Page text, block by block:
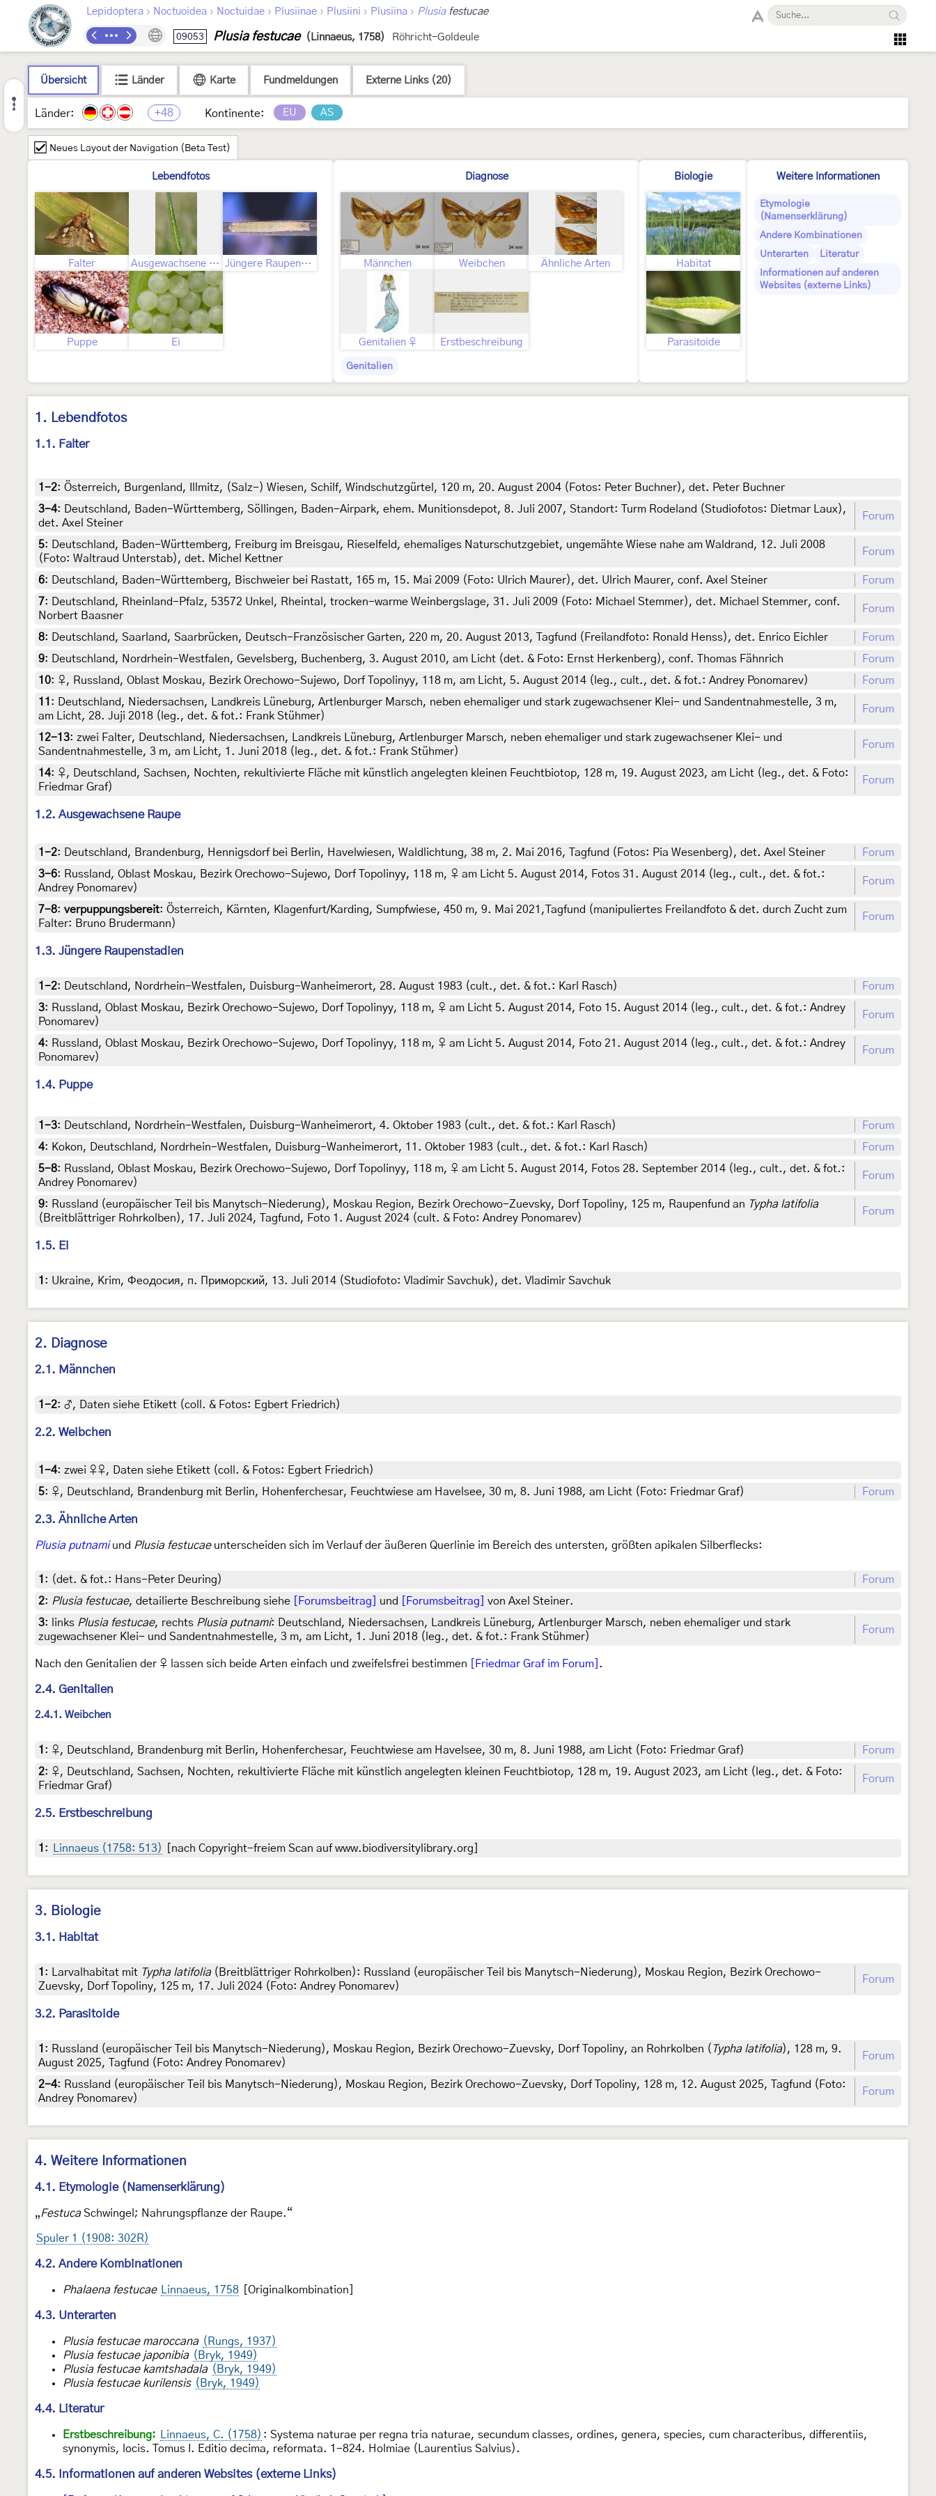
Lepidoptera › Noctuoidea › Noctuidae › Plusiinae › Plusiini › Plusiina › Plusiafestucae
09053 Plusia festucae (Linnaeus, 1758) Röhricht-Goldeule
Übersicht Länder Karte Fundmeldungen Externe Links (20)
Länder: +48 Kontinente: EU AS
Neues Layout der Navigation (Beta Test)
Lebendfotos
Falter Ausgewachsene Raupe Jüngere Raupenstadien
Puppe Ei
Diagnose
Männchen Weibchen Ähnliche Arten
Genitalien ♀ Erstbeschreibung
Genitalien
Biologie
Habitat
Parasitoide
Weitere Informationen
Etymologie
(Namenserklärung)
Andere Kombinationen
Unterarten
Literatur
Informationen auf anderen
Websites (externe Links)
1. Lebendfotos
1.1. Falter
1-2: Österreich, Burgenland, Illmitz, (Salz-) Wiesen, Schilf, Windschutzgürtel, 120 m, 20. August 2004 (Fotos: Peter Buchner), det. Peter Buchner
3-4:
Deutschland, Baden-Württemberg, Söllingen, Baden-Airpark, ehem. Munitionsdepot, 8. Juli 2007, Standort: Turm Rodeland (Studiofotos: Dietmar Laux),
det. Axel Steiner
Forum
5:
Deutschland, Baden-Württemberg, Freiburg im Breisgau, Rieselfeld, ehemaliges Naturschutzgebiet, ungemähte Wiese nahe am Waldrand, 12. Juli 2008
(Foto: Waltraud Unterstab), det. Michel Kettner
Forum
6: Deutschland, Baden-Württemberg, Bischweier bei Rastatt, 165 m, 15. Mai 2009 (Foto: Ulrich Maurer), det. Ulrich Maurer, conf. Axel Steiner
Forum
7:
Deutschland, Rheinland-Pfalz, 53572 Unkel, Rheintal, trocken-warme Weinbergslage, 31. Juli 2009 (Foto: Michael Stemmer), det. Michael Stemmer, conf.
Norbert Baasner
Forum
8: Deutschland, Saarland, Saarbrücken, Deutsch-Französischer Garten, 220 m, 20. August 2013, Tagfund (Freilandfoto: Ronald Henss), det. Enrico Eichler
Forum
9: Deutschland, Nordrhein-Westfalen, Gevelsberg, Buchenberg, 3. August 2010, am Licht (det. & Foto: Ernst Herkenberg), conf. Thomas Fähnrich
Forum
10: ♀, Russland, Oblast Moskau, Bezirk Orechowo-Sujewo, Dorf Topolinyy, 118 m, am Licht, 5. August 2014 (leg., cult., det. & fot.: Andrey Ponomarev)
Forum
11 :
Deutschland, Niedersachsen, Landkreis Lüneburg, Artlenburger Marsch, neben ehemaliger und stark zugewachsener Klei- und Sandentnahmestelle, 3 m,
am Licht, 28. Juji 2018 (leg., det. & fot.: Frank Stühmer)
Forum
12-13: zwei Falter, Deutschland, Niedersachsen, Landkreis Lüneburg, Artlenburger Marsch, neben ehemaliger und stark zugewachsener Klei- und
Sandentnahmestelle, 3 m, am Licht, 1. Juni 2018 (leg., det. & fot.: Frank Stühmer)
Forum
14: ♀, Deutschland, Sachsen, Nochten, rekultivierte Fläche mit künstlich angelegten kleinen Feuchtbiotop, 128 m, 19. August 2023, am Licht (leg., det. & Foto:
Friedmar Graf)
Forum
1.2. Ausgewachsene Raupe
1-2: Deutschland, Brandenburg, Hennigsdorf bei Berlin, Havelwiesen, Waldlichtung, 38 m, 2. Mai 2016, Tagfund (Fotos: Pia Wesenberg), det. Axel Steiner
Forum
3-6: Russland, Oblast Moskau, Bezirk Orechowo-Sujewo, Dorf Topolinyy, 118 m, ♀ am Licht 5. August 2014, Fotos 31. August 2014 (leg., cult., det. & fot.:
Andrey Ponomarev)
Forum
7-8: verpuppungsbereit: Österreich, Kärnten, Klagenfurt/Karding, Sumpfwiese, 450 m, 9. Mai 2021,Tagfund (manipuliertes Freilandfoto & det. durch Zucht zum
Falter: Bruno Brudermann)
Forum
1.3. Jüngere Raupenstadien
1-2: Deutschland, Nordrhein-Westfalen, Duisburg-Wanheimerort, 28. August 1983 (cult., det. & fot.: Karl Rasch)
Forum
3: Russland, Oblast Moskau, Bezirk Orechowo-Sujewo, Dorf Topolinyy, 118 m, ♀ am Licht 5. August 2014, Foto 15. August 2014 (leg., cult., det. & fot.: Andrey
Ponomarev)
Forum
4: Russland, Oblast Moskau, Bezirk Orechowo-Sujewo, Dorf Topolinyy, 118 m, ♀ am Licht 5. August 2014, Foto 21. August 2014 (leg., cult., det. & fot.: Andrey
Ponomarev)
Forum
1.4. Puppe
1-3: Deutschland, Nordrhein-Westfalen, Duisburg-Wanheimerort, 4. Oktober 1983 (cult., det. & fot.: Karl Rasch)
Forum
4: Kokon, Deutschland, Nordrhein-Westfalen, Duisburg-Wanheimerort, 11. Oktober 1983 (cult., det. & fot.: Karl Rasch)
Forum
5-8: Russland, Oblast Moskau, Bezirk Orechowo-Sujewo, Dorf Topolinyy, 118 m, ♀ am Licht 5. August 2014, Fotos 28. September 2014 (leg., cult., det. & fot.:
Andrey Ponomarev)
Forum
9: Russland (europäischer Teil bis Manytsch-Niederung), Moskau Region, Bezirk Orechowo-Zuevsky, Dorf Topoliny, 125 m, Raupenfund an Typha latifolia
(Breitblättriger Rohrkolben), 17. Juli 2024, Tagfund, Foto 1. August 2024 (cult. & Foto: Andrey Ponomarev)
Forum
1.5. Ei
1 : Ukraine, Krim, Феодосия, п. Приморский, 13. Juli 2014 (Studiofoto: Vladimir Savchuk), det. Vladimir Savchuk
2. Diagnose
2.1. Männchen
1-2: ♂, Daten siehe Etikett (coll. & Fotos: Egbert Friedrich)
2.2. Weibchen
1-4: zwei ♀♀, Daten siehe Etikett (coll. & Fotos: Egbert Friedrich)
5: ♀, Deutschland, Brandenburg mit Berlin, Hohenferchesar, Feuchtwiese am Havelsee, 30 m, 8. Juni 1988, am Licht (Foto: Friedmar Graf) Forum
2.3. Ähnliche Arten
Plusia putnamiund Plusia festucaeunterscheiden sich im Verlauf der äußeren Querlinie im Bereich des untersten, größten apikalen Silberflecks:
1 : (det. & fot.: Hans-Peter Deuring)
Forum
2: Plusia festucae, detailierte Beschreibung siehe [Forumsbeitrag] und [Forumsbeitrag]
von Axel Steiner.
3: links Plusia festucae, rechts Plusia putnami: Deutschland, Niedersachsen, Landkreis Lüneburg, Artlenburger Marsch, neben ehemaliger und stark
zugewachsener Klei- und Sandentnahmestelle, 3 m, am Licht, 1. Juni 2018 (leg., det. & fot.: Frank Stühmer)
Forum
Nach den Genitalien der ♀ lassen sich beide Arten einfach und zweifelsfrei bestimmen [Friedmar Graf im Forum] .
2.4. Genitalien
2.4.1. Weibchen
1 : ♀, Deutschland, Brandenburg mit Berlin, Hohenferchesar, Feuchtwiese am Havelsee, 30 m, 8. Juni 1988, am Licht (Foto: Friedmar Graf)
Forum
2: ♀, Deutschland, Sachsen, Nochten, rekultivierte Fläche mit künstlich angelegten kleinen Feuchtbiotop, 128 m, 19. August 2023, am Licht (leg., det. & Foto:
Friedmar Graf)
Forum
2.5. Erstbeschreibung
1 : Linnaeus (1758: 513) [nach Copyright-freiem Scan auf www.biodiversitylibrary.org]
3. Biologie
3.1. Habitat
1 : Larvalhabitat mit Typha latifolia(Breitblättriger Rohrkolben): Russland (europäischer Teil bis Manytsch-Niederung), Moskau Region, Bezirk Orechowo-
Zuevsky, Dorf Topoliny, 125 m, 17. Juli 2024 (Foto: Andrey Ponomarev)
Forum
3.2. Parasitoide
1 : Russland (europäischer Teil bis Manytsch-Niederung), Moskau Region, Bezirk Orechowo-Zuevsky, Dorf Topoliny, an Rohrkolben ( Typha latifolia), 128 m, 9.
August 2025, Tagfund (Foto: Andrey Ponomarev)
Forum
2-4: Russland (europäischer Teil bis Manytsch-Niederung), Moskau Region, Bezirk Orechowo-Zuevsky, Dorf Topoliny, 128 m, 12. August 2025, Tagfund (Foto:
Andrey Ponomarev)
Forum
4. Weitere Informationen
4.1. Etymologie (Namenserklärung)
„FestucaSchwingel; Nahrungspflanze der Raupe.“
Spuler 1 (1908: 302R)
4.2. Andere Kombinationen
Phalaena festucae Linnaeus, 1758 [Originalkombination]
4.3. Unterarten
Plusia festucae maroccana (Rungs, 1937)
Plusia festucae japonibia (Bryk, 1949)
Plusia festucae kamtshadala (Bryk, 1949)
Plusia festucae kurilensis (Bryk, 1949)
4.4. Literatur
Erstbeschreibung: Linnaeus, C. (1758) : Systema naturae per regna tria naturae, secundum classes, ordines, genera, species, cum characteribus, differentiis,
synonymis, locis. Tomus I. Editio decima, reformata. 1-824. Holmiae (Laurentius Salvius).
4.5. Informationen auf anderen Websites (externe Links)